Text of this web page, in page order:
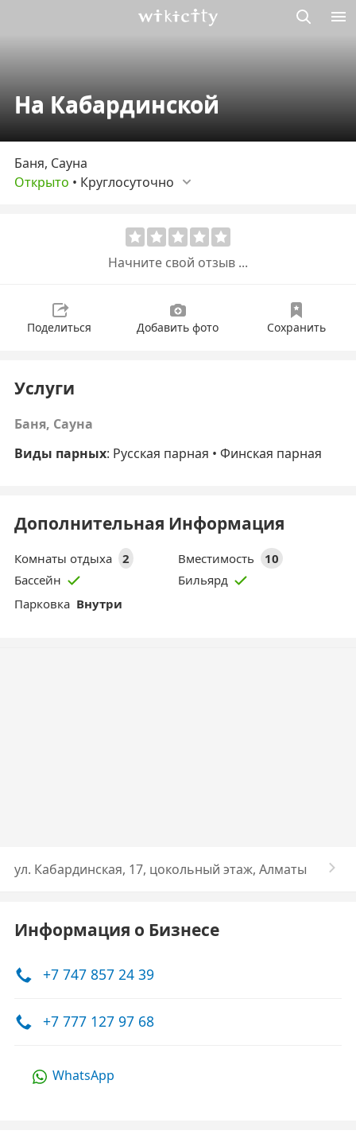
На Кабардинской
Баня, Сауна
Открыто • Круглосуточно
Начните свой отзыв ...
Поделиться Добавить фото Сохранить
Услуги
Баня, Сауна
Виды парных: Русская парная • Финская парная
Дополнительная Информация
Комнаты отдыха 2 Вместимость
10
Бассейн
Бильярд
Парковка Внутри
​ул. Кабардинская, 17​, цокольный этаж, Алматы
Информация о Бизнесе
+7 747 857 24 39
+7 777 127 97 68
WhatsApp